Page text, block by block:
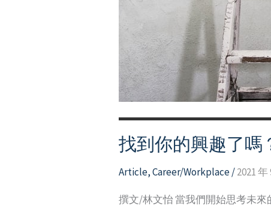
找到你的興趣了嗎
Article,Career/Workplace/2021 年
撰文/林文怡 當我們開始思考未